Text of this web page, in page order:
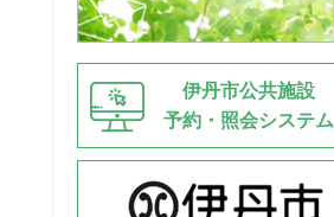
伊丹市公共施設
予約・照会システム